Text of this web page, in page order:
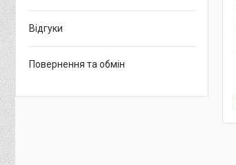
Відгуки
Повернення та обмін